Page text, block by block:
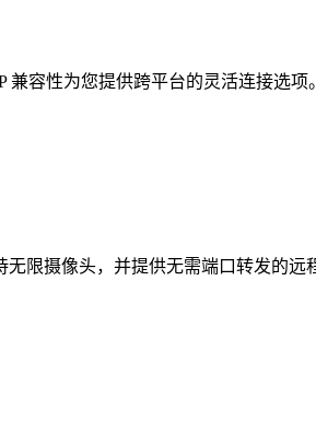
兼容性为您提供跨平台的灵活连接选
限摄像头，并提供无需端口转发的远